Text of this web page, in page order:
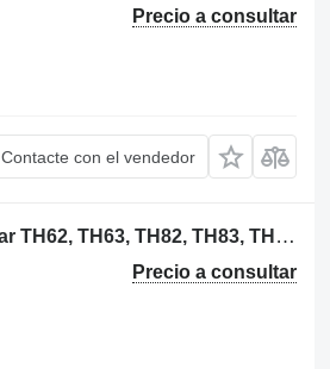
Precio a consultar
Contacte con el vendedor
SOPORTE CARDAN 8I-3894 cojinete colgante para Caterpillar TH62, TH63, TH82, TH83, TH103 cargadora telescópica
Precio a consultar